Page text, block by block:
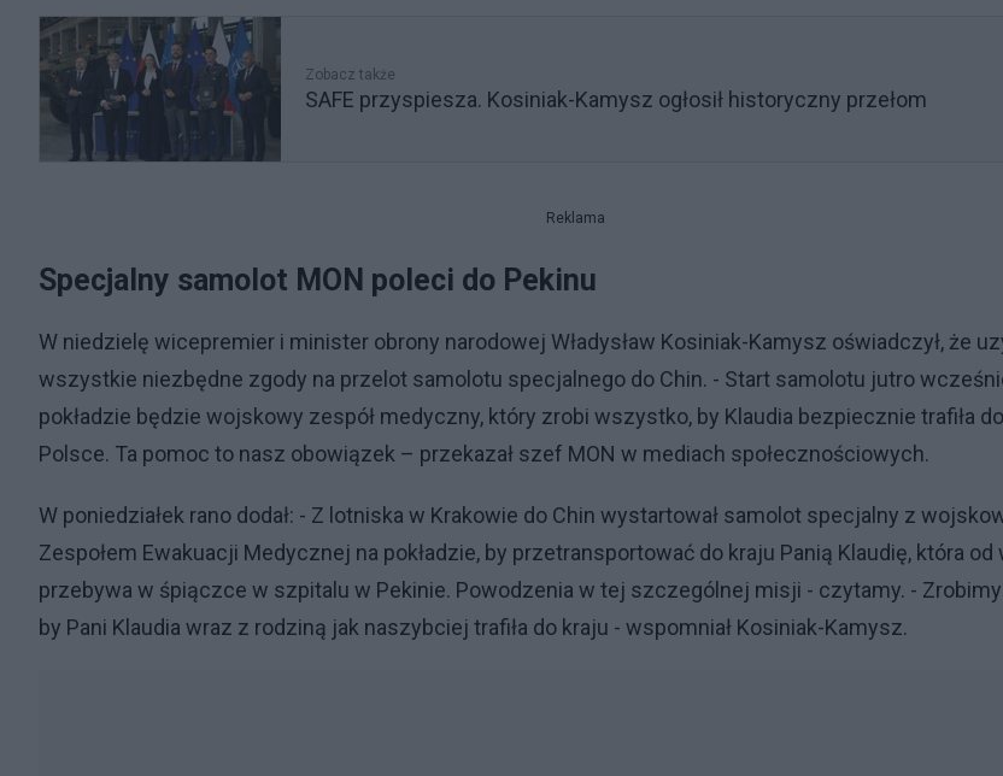
Zobacz także
SAFE przyspiesza. Kosiniak-Kamysz ogłosił historyczny przełom
Reklama
Specjalny samolot MON poleci do Pekinu
W niedzielę wicepremier i minister obrony narodowej Władysław Kosiniak-Kamysz oświadczył, że
wszystkie niezbędne zgody na przelot samolotu specjalnego do Chin. - Start samolotu jutro
pokładzie będzie wojskowy zespół medyczny, który zrobi wszystko, by Klaudia bezpiecznie trafiła
Polsce. Ta pomoc to nasz obowiązek – przekazał szef MON w mediach społecznościowych.
W poniedziałek rano dodał: - Z lotniska w Krakowie do Chin wystartował samolot specjalny z
Zespołem Ewakuacji Medycznej na pokładzie, by przetransportować do kraju Panią Klaudię, która od
przebywa w śpiączce w szpitalu w Pekinie. Powodzenia w tej szczególnej misji - czytamy. -
by Pani Klaudia wraz z rodziną jak naszybciej trafiła do kraju - wspomniał Kosiniak-Kamysz.